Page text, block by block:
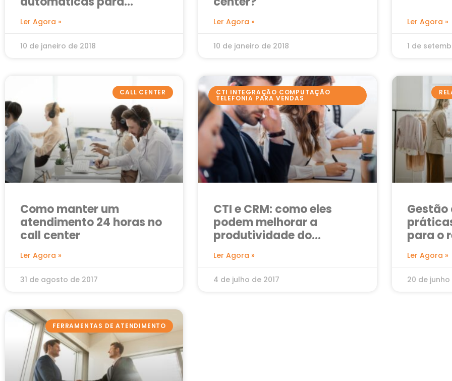
Ler Agora »
10 de janeiro de 2018
Ler Agora »
10 de janeiro de 2018
Ler Agora »
1 de
CALL CENTER
Como manter um
atendimento 24 horas no
call center
Ler Agora »
31 de agosto de 2017
CTI INTEGRAÇÃO COMPUTAÇÃO
TELEFONIA PARA VENDAS
CTI e CRM: como eles
podem melhorar a
produtividade do
Ler Agora »
4 de julho de 2017
Gestão
para o
Ler Agora »
20 de junho
FERRAMENTAS DE ATENDIMENTO